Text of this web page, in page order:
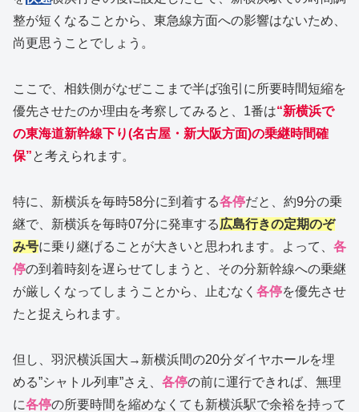
整が短くなることから、東急線方面への影響はないため、
尚更思うことでしょう。
ここで、相鉄側がなぜここまで半ば強引に所要時間短縮を
優先させたのか理由を考察してみると、1番は“新横浜で
の東海道新幹線下り(名古屋・新大阪方面)の乗継時間確
保”と考えられます。
特に、新横浜を毎時58分に到着する各停だと、約9分の乗
継で、新横浜を毎時07分に発車する広島行きの定期のぞ
み号に乗り継げることが大きいと思われます。よって、 各
停の到着時刻を遅らせてしまうと、その分新幹線への乗継
が厳しくなってしまうことから、止むなく 各停を優先させ
たと捉えられます。
但し、羽沢横浜国大→新横浜間の20分ダイヤホールを埋
める”シャトル列車”さえ、 各停の前に運行できれば、無理
に各停の所要時間を縮めなくても新横浜駅で余裕を持って